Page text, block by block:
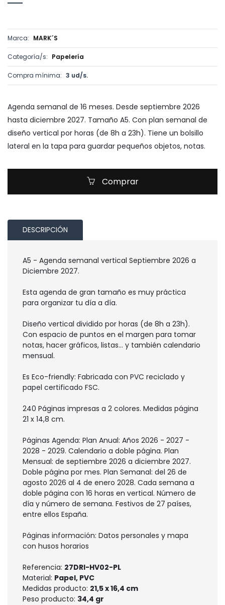
Marca: MARK´S
Categoría/s: Papelería
Compra mínima: 3 ud/s.
Agenda semanal de 16 meses. Desde septiembre 2026
hasta diciembre 2027. Tamaño A5. Con plan semanal de
diseño vertical por horas (de 8h a 23h). Tiene un bolsillo
lateral en la tapa para guardar pequeños objetos, notas.
Comprar
DESCRIPCIÓN
A5 - Agenda semanal vertical Septiembre 2026 a
Diciembre 2027.
Esta agenda de gran tamaño es muy práctica
para organizar tu día a día.
Diseño vertical dividido por horas (de 8h a 23h).
Con espacio de puntos en el margen para tomar
notas, hacer gráficos, listas... y también calendario
mensual.
Es Eco-friendly: Fabricada con PVC reciclado y
papel certificado FSC.
240 Páginas impresas a 2 colores. Medidas página
21 x 14,8 cm.
Páginas Agenda: Plan Anual: Años 2026 - 2027 -
2028 - 2029. Calendario a doble página. Plan
Mensual: de septiembre 2026 a diciembre 2027.
Doble página por mes. Plan Semanal: del 26 de
agosto 2026 al 4 de enero 2028. Cada semana a
doble página con 16 horas en vertical. Número de
día y número de semana. Festivos de 27 países,
entre ellos España.
Páginas información: Datos personales y mapa
con husos horarios
Referencia: 27DRI-HV02-PL
Material: Papel, PVC
Medidas producto: 21,5 x 16,4 cm
Peso producto: 34,4 gr